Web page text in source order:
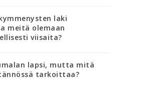
laki
meitä olemaan
viisaita?
lapsi, mutta mitä
tarkoittaa?